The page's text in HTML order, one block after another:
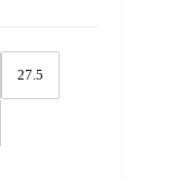
27.5